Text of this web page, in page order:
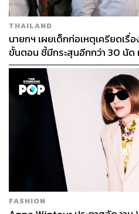
THAILAND
นายกฯ เผยเด็กก่อเหตุเครียดเรื่
ขั้นตอน ชี้มีกระสุนอีกกว่า 30 นัด
สูญเสียเพิ่ม
FASHION